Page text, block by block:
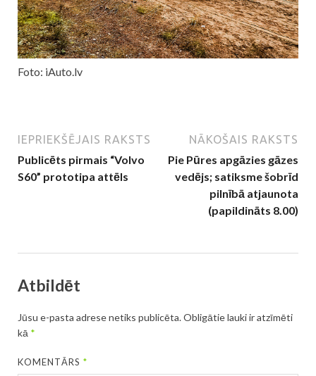
Foto: iAuto.lv
IEPRIEKŠĒJAIS RAKSTS
Publicēts pirmais “Volvo
S60” prototipa attēls
NĀKOŠAIS RAKSTS
Pie Pūres apgāzies gāzes
vedējs; satiksme šobrīd
pilnībā atjaunota
(papildināts 8.00)
Atbildēt
Jūsu e-pasta adrese netiks publicēta.Obligātie lauki ir atzīmēti
kā *
KOMENTĀRS*